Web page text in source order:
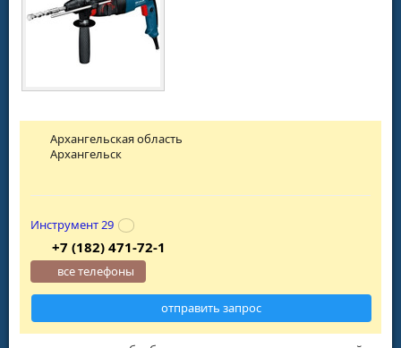
Архангельская область
Архангельск
Инструмент 29
+7 (182) 471-72-1
все телефоны
отправить запрос